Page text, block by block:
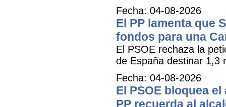
Fecha: 04-08-2026
El PP lamenta que
fondos para una
El PSOE rechaza la
de España destinar 1,3
Fecha: 04-08-2026
El PSOE bloquea
PP recuerda al